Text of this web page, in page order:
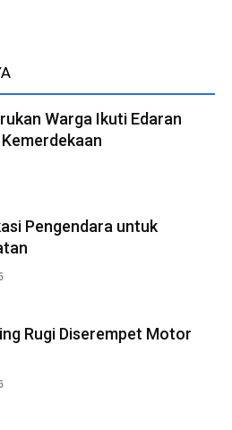
Warga Ikuti Edaran
Pengendara untuk
Rugi Diserempet Motor